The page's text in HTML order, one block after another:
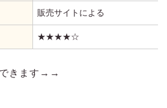
販売サイトによる
★★★★☆
できます→→